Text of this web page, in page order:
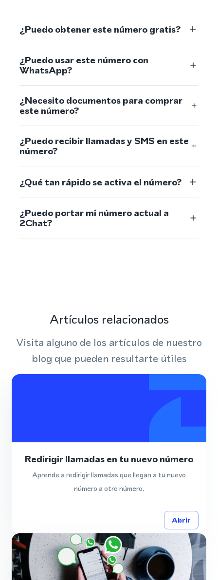
¿Puedo obtener este número gratis?
¿Puedo usar este número con
WhatsApp?
¿Necesito documentos para comprar
este número?
¿Puedo recibir llamadas y SMS en este
número?
¿Qué tan rápido se activa el número?
¿Puedo portar mi número actual a
2Chat?
Artículos relacionados
Visita alguno de los artículos de nuestro
blog que pueden resultarte útiles
Redirigir llamadas en tu nuevo número
Aprende a redirigir llamadas que llegan a tu nuevo
número a otro número.
Abrir